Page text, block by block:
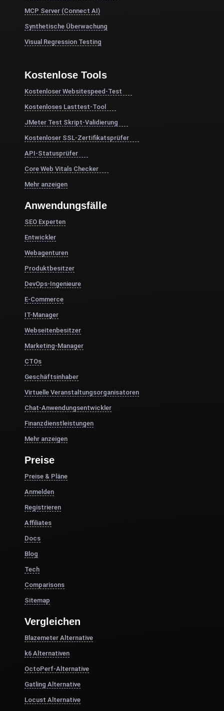
MCP Server (Connect AI)
Synthetische Überwachung
Visual Regression Testing
Kostenlose Tools
Kostenloser Websitespeed-Test
Kostenloses Lasttest-Tool
JMeter Test Skript-Validierung
Kostenloser SSL-Zertifikatsprüfer
API-Statusprüfer
Core Web Vitals Checker
Mehr anzeigen
Anwendungsfälle
SEO Experten
Entwickler
Webagenturen
Produktbesitzer
DevOps-Ingenieure
E-Commerce
IT-Manager
Webseitenbesitzer
Marketing-Manager
CTOs
Geschäftsinhaber
Virtuelle Veranstaltungsorganisatoren
Chat-Anwendungsentwickler
Finanzdienstleistungen
Mehr anzeigen
Preise
Preise & Pläne
Anmelden
Registrieren
Affiliates
Docs
Blog
Tech
Comparisons
Sitemap
Vergleichen
Blazemeter Alternative
k6 Alternativen
OctoPerf-Alternative
Gatling Alternative
Locust Alternative